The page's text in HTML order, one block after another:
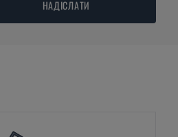
НАДІСЛАТИ